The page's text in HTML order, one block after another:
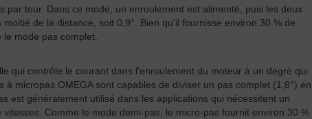
tour. Dans ce mode, un enroulement est alimenté, puis les deux
de la distance, soit 0,9°. Bien qu'il fournisse environ 30 % de
mode pas complet.
qui contrôle le courant dans l'enroulement du moteur à un degré qui
micropas OMEGA sont capables de diviser un pas complet (1,8°) en
est généralement utilisé dans les applications qui nécessitent un
Comme le mode demi-pas, le micro-pas fournit environ 30 %